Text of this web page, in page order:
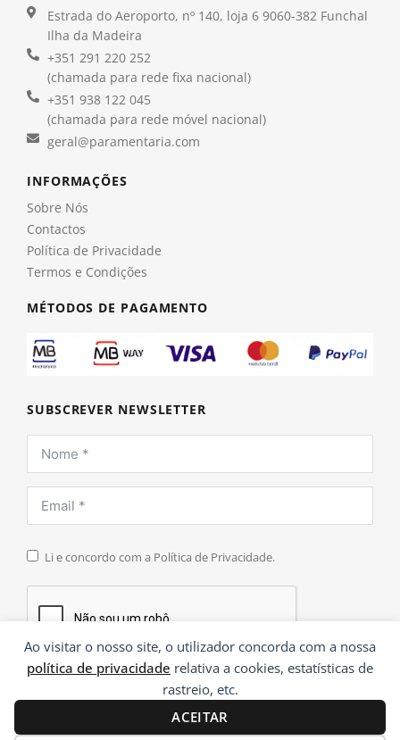
Ao visitar o nosso site, o utilizador concorda com a nossa
política de privacidade relativa a cookies, estatísticas de
rastreio, etc.
ACEITAR
Estrada do Aeroporto, nº 140, loja 6 9060-382 Funchal
Ilha da Madeira
+351 291 220 252
(chamada para rede fixa nacional)
+351 938 122 045
(chamada para rede móvel nacional)
geral@paramentaria.com
INFORMAÇÕES
Sobre Nós
Contactos
Política de Privacidade
Termos e Condições
MÉTODOS DE PAGAMENTO
SUBSCREVER NEWSLETTER
Li e concordo com a Política de Privacidade.
INSCREVER